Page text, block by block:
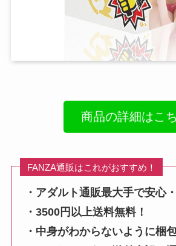
商品の詳細はこ
FANZA通販はこれがおすすめ！
・アダルト通販最大手で安心
・3500円以上送料無料！
・中身がわからないように梱